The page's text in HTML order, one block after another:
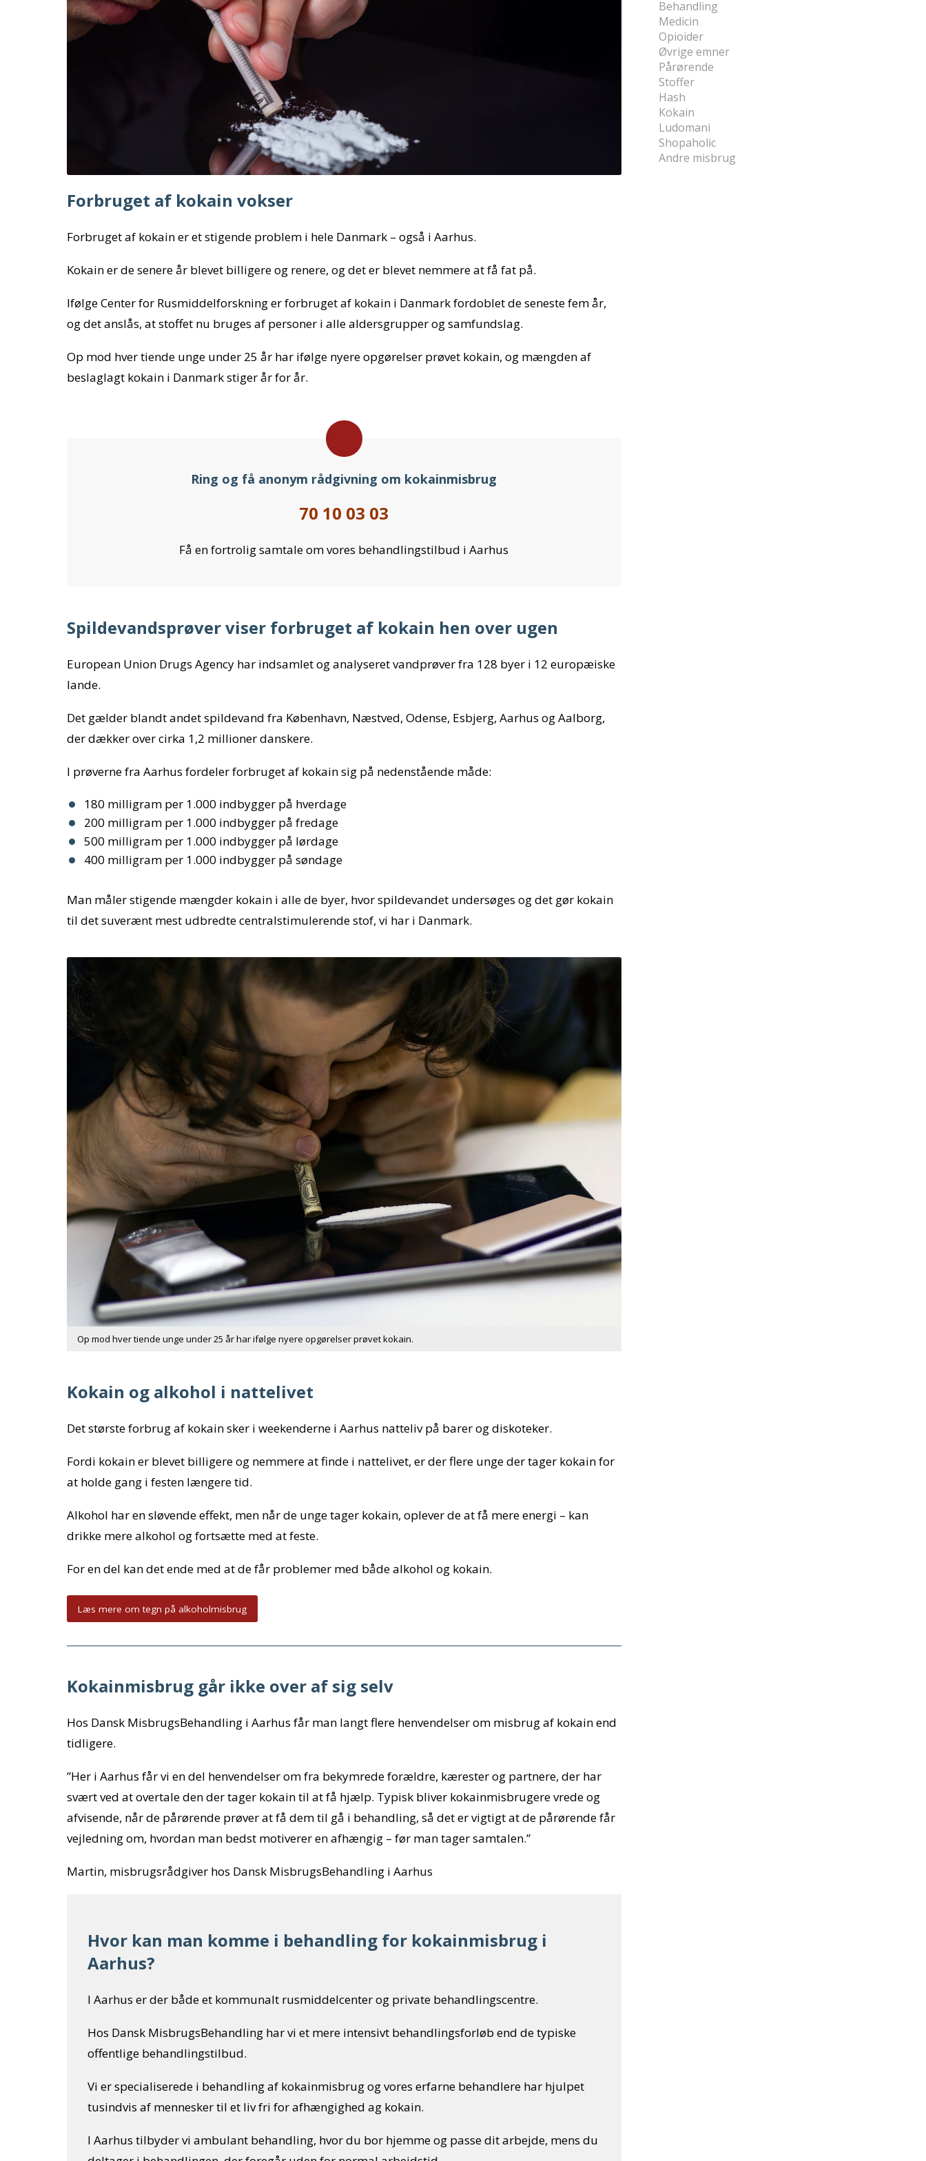
Forbruget af kokain vokser
Forbruget af kokain er et stigende problem i hele Danmark – også i Aarhus.
Kokain er de senere år blevet billigere og renere, og det er blevet nemmere at få fat på.
Ifølge Center for Rusmiddelforskning er forbruget af kokain i Danmark fordoblet de seneste fem år,
og det anslås, at stoffet nu bruges af personer i alle aldersgrupper og samfundslag.
Op mod hver tiende unge under 25 år har ifølge nyere opgørelser prøvet kokain, og mængden af
beslaglagt kokain i Danmark stiger år for år.
Ring og få anonym rådgivning om kokainmisbrug
70 10 03 03
Få en fortrolig samtale om vores behandlingstilbud i Aarhus
Spildevandsprøver viser forbruget af kokain hen over ugen
European Union Drugs Agency har indsamlet og analyseret vandprøver fra 128 byer i 12 europæiske
lande.
Det gælder blandt andet spildevand fra København, Næstved, Odense, Esbjerg, Aarhus og Aalborg,
der dækker over cirka 1,2 millioner danskere.
I prøverne fra Aarhus fordeler forbruget af kokain sig på nedenstående måde:
180 milligram per 1.000 indbygger på hverdage
200 milligram per 1.000 indbygger på fredage
500 milligram per 1.000 indbygger på lørdage
400 milligram per 1.000 indbygger på søndage
Man måler stigende mængder kokain i alle de byer, hvor spildevandet undersøges og det gør kokain
til det suverænt mest udbredte centralstimulerende stof, vi har i Danmark.
Op mod hver tiende unge under 25 år har ifølge nyere opgørelser prøvet kokain.
Kokain og alkohol i nattelivet
Det største forbrug af kokain sker i weekenderne i Aarhus natteliv på barer og diskoteker.
Fordi kokain er blevet billigere og nemmere at finde i nattelivet, er der flere unge der tager kokain for
at holde gang i festen længere tid.
Alkohol har en sløvende effekt, men når de unge tager kokain, oplever de at få mere energi – kan
drikke mere alkohol og fortsætte med at feste.
For en del kan det ende med at de får problemer med både alkohol og kokain.
Læs mere om tegn på alkoholmisbrug
Kokainmisbrug går ikke over af sig selv
Hos Dansk MisbrugsBehandling i Aarhus får man langt flere henvendelser om misbrug af kokain end
tidligere.
”Her i Aarhus får vi en del henvendelser om fra bekymrede forældre, kærester og partnere, der har
svært ved at overtale den der tager kokain til at få hjælp. Typisk bliver kokainmisbrugere vrede og
afvisende, når de pårørende prøver at få dem til gå i behandling, så det er vigtigt at de pårørende får
vejledning om, hvordan man bedst motiverer en afhængig – før man tager samtalen.”
Martin, misbrugsrådgiver hos Dansk MisbrugsBehandling i Aarhus
Hvor kan man komme i behandling for kokainmisbrug i
Aarhus?
I Aarhus er der både et kommunalt rusmiddelcenter og private behandlingscentre.
Hos Dansk MisbrugsBehandling har vi et mere intensivt behandlingsforløb end de typiske
offentlige behandlingstilbud.
Vi er specialiserede i behandling af kokainmisbrug og vores erfarne behandlere har hjulpet
tusindvis af mennesker til et liv fri for afhængighed ag kokain.
I Aarhus tilbyder vi ambulant behandling, hvor du bor hjemme og passe dit arbejde, mens du
Behandling
Medicin
Opioider
Øvrige emner
Pårørende
Stoffer
Hash
Kokain
Ludomani
Shopaholic
Andre misbrug